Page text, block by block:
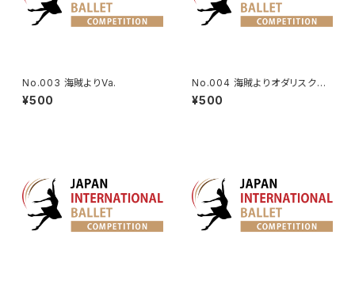
No.003 海賊よりVa.
¥500
No.004 海賊よりオダリスクの
第2Va.
¥500